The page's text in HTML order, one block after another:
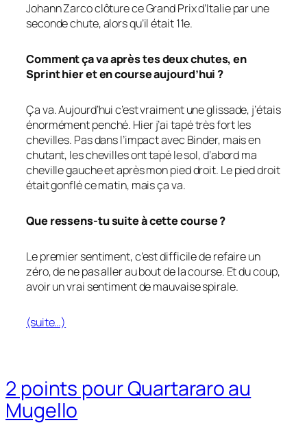
Johann Zarco clôture ce Grand Prix d’Italie par une
seconde chute, alors qu’il était 11e.
Comment ça va après tes deux chutes, en
Sprint hier et en course aujourd’hui ?
Ça va. Aujourd’hui c’est vraiment une glissade, j’étais
énormément penché. Hier j’ai tapé très fort les
chevilles. Pas dans l’impact avec Binder, mais en
chutant, les chevilles ont tapé le sol, d’abord ma
cheville gauche et après mon pied droit. Le pied droit
était gonflé ce matin, mais ça va.
Que ressens-tu suite à cette course ?
Le premier sentiment, c’est difficile de refaire un
zéro, de ne pas aller au bout de la course. Et du coup,
avoir un vrai sentiment de mauvaise spirale.
(suite…)
2 points pour Quartararo au
Mugello